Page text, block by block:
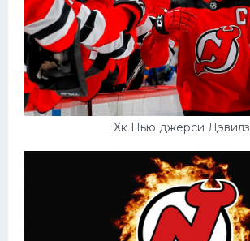
Хк Нью джерси Дэвилз